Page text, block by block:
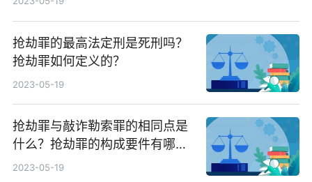
抢劫罪的最高法定刑是死刑吗？
抢劫罪如何定义的？
2023-05-19
抢劫罪与敲诈勒索罪的相同点是
什么？抢劫罪的构成要件有哪
些？
2023-05-19